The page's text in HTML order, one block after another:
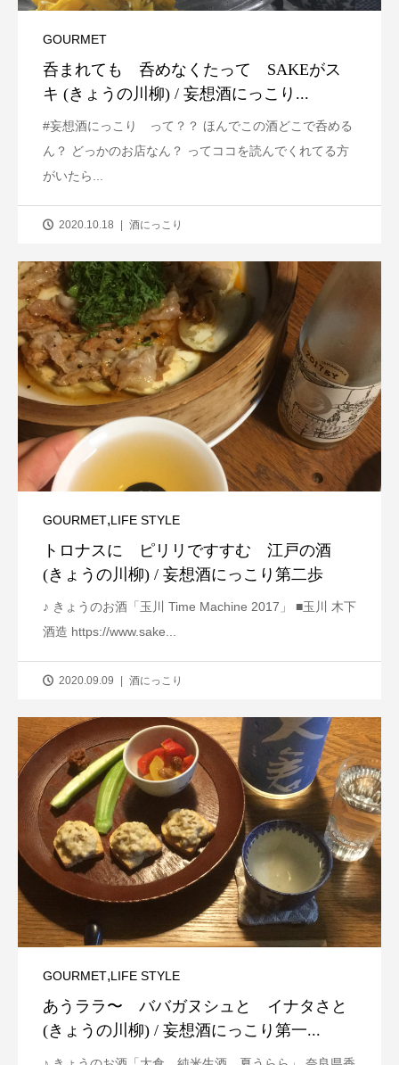
GOURMET
呑まれても 呑めなくたって SAKEがス
キ (きょうの川柳) / 妄想酒にっこり...
#妄想酒にっこり って？？ ほんでこの酒どこで呑める
ん？ どっかのお店なん？ ってココを読んでくれてる方
がいたら...
2020.10.18 酒にっこり
GOURMET,LIFE STYLE
トロナスに ピリリですすむ 江戸の酒
(きょうの川柳) / 妄想酒にっこり第二歩
♪ きょうのお酒「玉川 Time Machine 2017」 ■玉川 木下
酒造 https://www.sake...
2020.09.09 酒にっこり
GOURMET,LIFE STYLE
あうララ〜 ババガヌシュと イナタさと
(きょうの川柳) / 妄想酒にっこり第一...